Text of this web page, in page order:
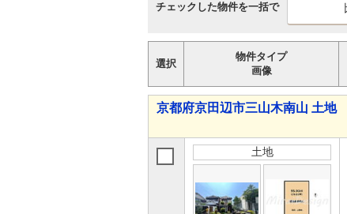
チェックした物件を一括で
選択
物件タイプ
画像
京都府京田辺市三山木南山 土地
土地